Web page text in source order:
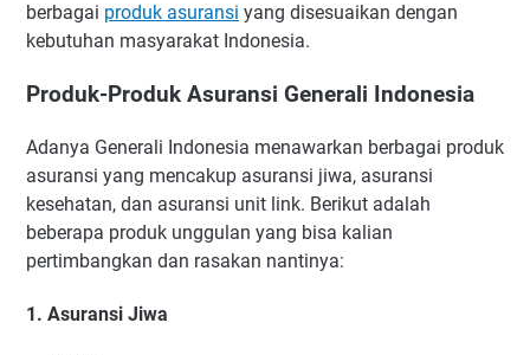
berbagai produk asuransi yang disesuaikan dengan
kebutuhan masyarakat Indonesia.
Produk-Produk Asuransi Generali Indonesia
Adanya Generali Indonesia menawarkan berbagai produk
asuransi yang mencakup asuransi jiwa, asuransi
kesehatan, dan asuransi unit link. Berikut adalah
beberapa produk unggulan yang bisa kalian
pertimbangkan dan rasakan nantinya:
1. Asuransi Jiwa